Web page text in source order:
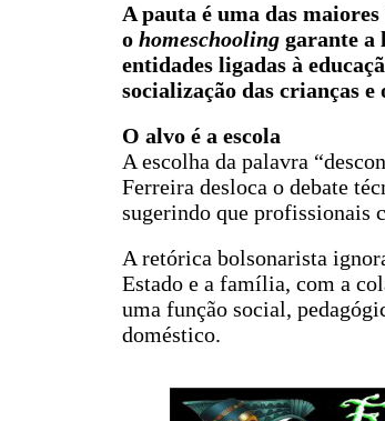
A pauta é uma das
o homeschoolinggarante a
entidades ligadas à
socialização das crianças
O alvo é a escola
A escolha da palavra
Ferreira desloca o debate
sugerindo que profissionais
A retórica bolsonarista
Estado e a família, com a
uma função social,
doméstico.